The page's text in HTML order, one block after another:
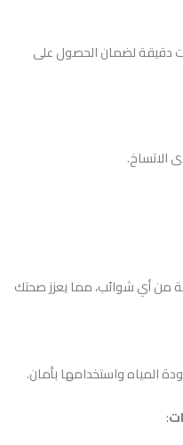
دقيقة لضمان الحصول على
الاتساخ.
من أي شوائب، مما يعزز صحتك
المياه واستخدامها بأمان.
: